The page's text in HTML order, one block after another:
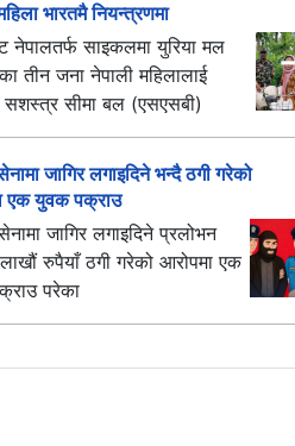
भारतमै नियन्त्रणमा
नेपालतर्फ साइकलमा युरिया मल
तीन जना नेपाली महिलालाई
सशस्त्र सीमा बल (एसएसबी)
जागिर लगाइदिने भन्दै ठगी गरेको
एक युवक पक्राउ
जागिर लगाइदिने प्रलोभन
रुपैयाँ ठगी गरेको आरोपमा एक
परेका